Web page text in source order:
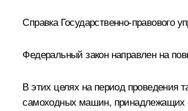
Справка Государственно-правового
Федеральный закон направлен на
В этих целях на период проведения
самоходных машин, принадлежащих